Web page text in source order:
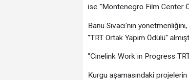
ise "Montenegro Film Center
Banu Sıvacı'nın
"TRT Ortak Yapım Ödülü"
"Cinelink Work in Progress
Kurgu aşamasındaki